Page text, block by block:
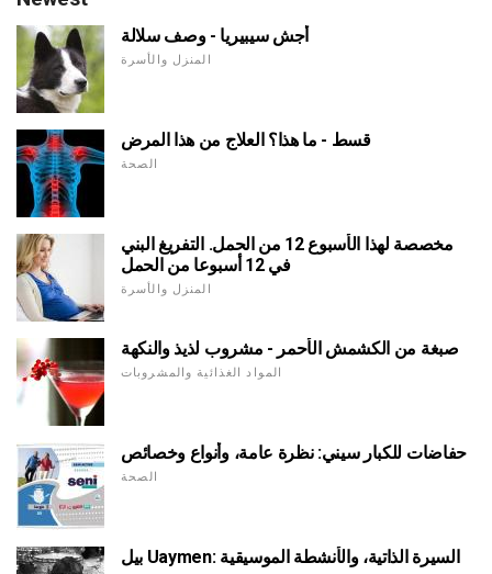
أجش سيبيريا - وصف سلالة
المنزل والأسرة
قسط - ما هذا؟ العلاج من هذا المرض
الصحة
مخصصة لهذا الأسبوع 12 من الحمل. التفريغ البني
في 12 أسبوعا من الحمل
المنزل والأسرة
صبغة من الكشمش الأحمر - مشروب لذيذ والنكهة
المواد الغذائية والمشروبات
حفاضات للكبار سيني: نظرة عامة، وأنواع وخصائص
الصحة
بيل Uaymen: السيرة الذاتية، والأنشطة الموسيقية